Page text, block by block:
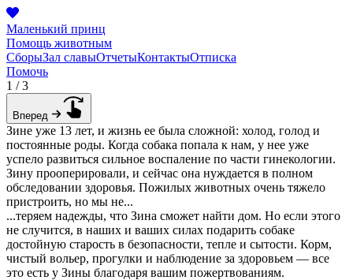
Маленький принц
Помощь животным
СборыЗал славыОтчетыКонтактыОтписка
Помочь
1 / 3
Вперед
Зине уже 13 лет, и жизнь ее была сложной: холод, голод и
постоянные роды. Когда собака попала к нам, у нее уже
успело развиться сильное воспаление по части гинекологии.
Зину прооперировали, и сейчас она нуждается в полном
обследовании здоровья. Пожилых животных очень тяжело
пристроить, но мы не...
...теряем надежды, что Зина сможет найти дом. Но если этого
не случится, в наших и ваших силах подарить собаке
достойную старость в безопасности, тепле и сытости. Корм,
чистый вольер, прогулки и наблюдение за здоровьем — все
это есть у Зины благодаря вашим пожертвованиям.